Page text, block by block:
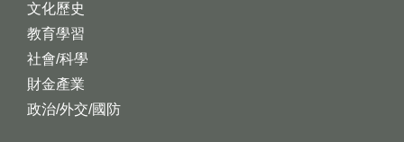
文化歷史
教育學習
社會/科學
財金產業
政治/外交/國防